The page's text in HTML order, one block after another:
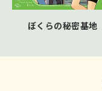
ぼくらの秘密基地